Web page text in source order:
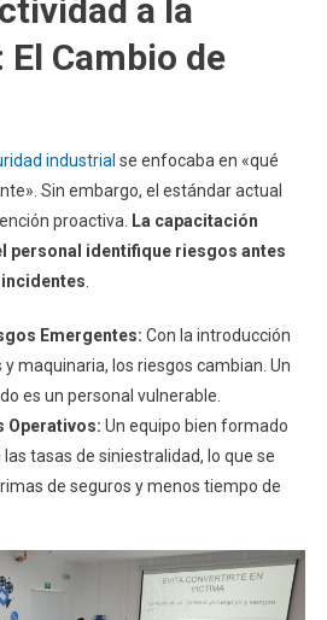
a la
Cambio de
industrial se enfocaba en «qué
Sin embargo, el estándar actual
proactiva.
La capacitación
personal identifique riesgos antes
Emergentes: Con la introducción
maquinaria, los riesgos cambian. Un
es un personal vulnerable.
Operativos: Un equipo bien formado
tasas de siniestralidad, lo que se
de seguros y menos tiempo de